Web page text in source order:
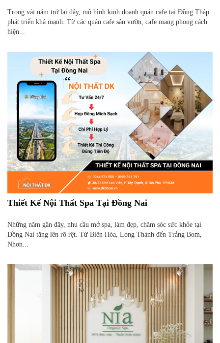
Trong vài năm trở lại đây, mô hình kinh doanh quán cafe tại Đồng Tháp
phát triển khá mạnh. Từ các quán cafe sân vườn, cafe mang phong cách
hiện...
Thiết Kế Nội Thất Spa Tại Đồng Nai
Những năm gần đây, nhu cầu mở spa, làm đẹp, chăm sóc sức khỏe tại
Đồng Nai tăng lên rõ rệt. Từ Biên Hòa, Long Thành đến Trảng Bom,
Nhơn...